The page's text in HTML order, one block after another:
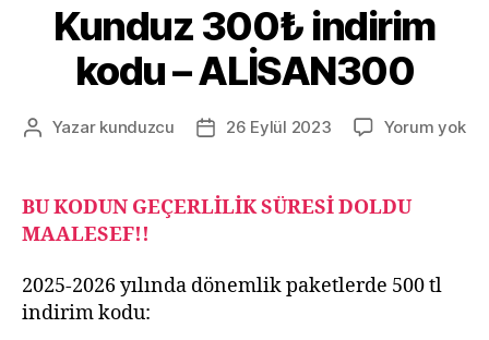
Kunduz 300₺ indirim
kodu – ALİSAN300
Yazının
Yazar kunduzcu
Yazı26 Eylül 2023 Yorum yok
BU KODUN GEÇERLİLİK SÜRESİ DOLDU
MAALESEF!!
2025-2026 yılında dönemlik paketlerde 500 tl
indirim kodu: